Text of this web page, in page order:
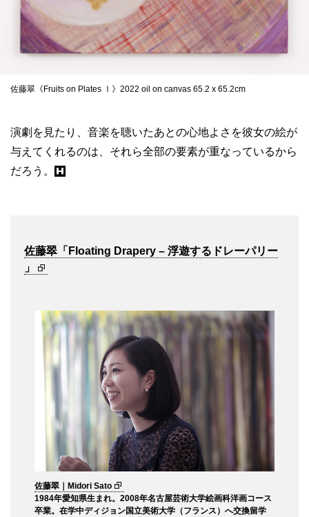
佐藤翠《Fruits on Plates Ⅰ》2022 oil on canvas 65.2 x 65.2cm
演劇を見たり、音楽を聴いたあとの心地よさを彼女の絵が
与えてくれるのは、それら全部の要素が重なっているから
だろう。
佐藤翠「Floating Drapery – 浮遊するドレーパリー
」
佐藤翠｜Midori Sato
1984年愛知県生まれ。2008年名古屋芸術大学絵画科洋画コース
卒業。在学中ディジョン国立美術大学（フランス）へ交換留学